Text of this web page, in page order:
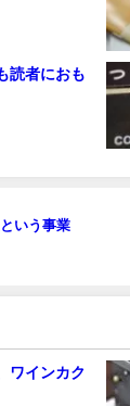
読者におも
いう事業
ワインカク